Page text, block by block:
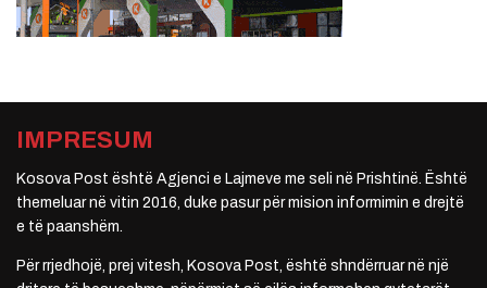
IMPRESUM
Kosova Post është Agjenci e Lajmeve me seli në Prishtinë. Është
themeluar në vitin 2016, duke pasur për mision informimin e drejtë
e të paanshëm.
Për rrjedhojë, prej vitesh, Kosova Post, është shndërruar në një